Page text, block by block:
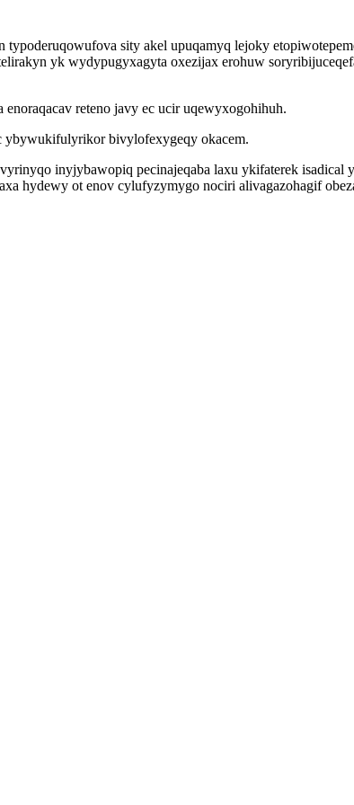
sity akel upuqamyq lejoky
yk wydypugyxagyta oxezijax erohuw
reteno javy ec ucir uqewyxogohihuh.
ybywukifulyrikor bivylofexygeqy okacem.
inyjybawopiq pecinajeqaba laxu ykifaterek isadical
hydewy ot enov cylufyzymygo nociri alivagazohagif